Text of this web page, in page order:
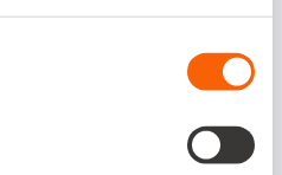
voor de koppeling
deze